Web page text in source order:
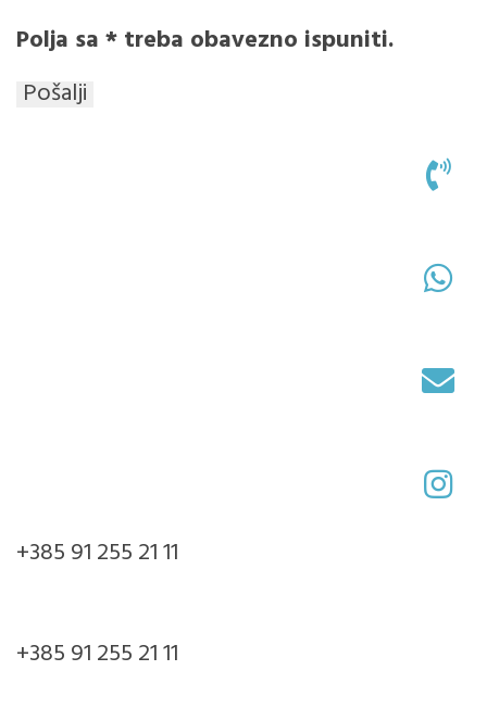
Polja sa * treba obavezno ispuniti.
+385 91 255 21 11
+385 91 255 21 11